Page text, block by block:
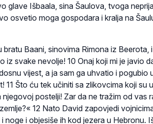
glave Išbaala, sina Šaulova, tvoga
osvetio moga gospodara i kralja na
Baani, sinovima Rimona iz Beerota,
iz svake nevolje! 10 Onaj koji mi je javio
vijest, a ja sam ga uhvatio i pogubio
11 Što ću tek učiniti sa zlikovcima koji su
postelji! Zar da ne tražim od vas
12 Nato David zapovjedi
noge i objesiše ih kod jezera u Hebronu.